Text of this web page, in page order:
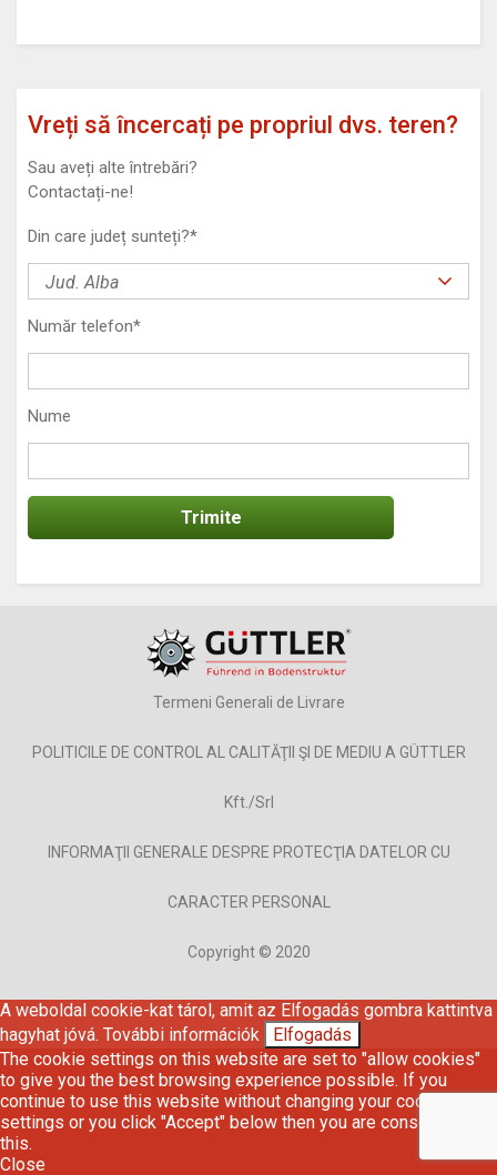
Vreți să încercați pe propriul dvs. teren?
Sau aveți alte întrebări?
Contactați-ne!
Din care județ sunteți?*
Număr telefon*
Nume
Termeni Generali de Livrare
POLITICILE DE CONTROL AL CALITĂŢII ŞI DE MEDIU A GÜTTLER
Kft./Srl
INFORMAŢII GENERALE DESPRE PROTECŢIA DATELOR CU
CARACTER PERSONAL
Copyright © 2020
A weboldal cookie-kat tárol, amit az Elfogadás gombra kattintva
hagyhat jóvá. További információk
Elfogadás
The cookie settings on this website are set to "allow cookies"
to give you the best browsing experience possible. If you
continue to use this website without changing your cookie
settings or you click "Accept" below then you are consenting to
this.
Close